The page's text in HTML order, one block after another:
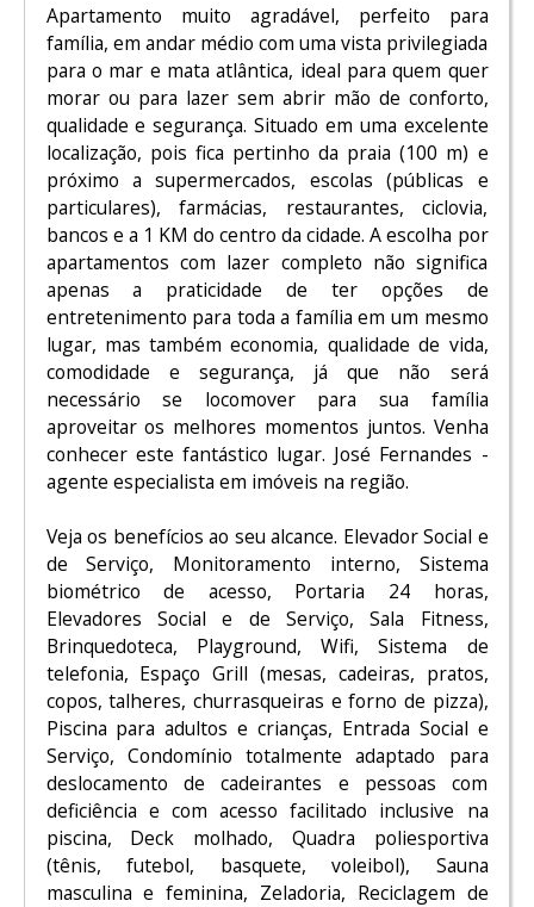
Apartamento muito agradável, perfeito para
família, em andar médio com uma vista privilegiada
para o mar e mata atlântica, ideal para quem quer
morar ou para lazer sem abrir mão de conforto,
qualidade e segurança. Situado em uma excelente
localização, pois fica pertinho da praia (100 m) e
próximo a supermercados, escolas (públicas e
particulares), farmácias, restaurantes, ciclovia,
bancos e a 1 KM do centro da cidade. A escolha por
apartamentos com lazer completo não significa
apenas a praticidade de ter opções de
entretenimento para toda a família em um mesmo
lugar, mas também economia, qualidade de vida,
comodidade e segurança, já que não será
necessário se locomover para sua família
aproveitar os melhores momentos juntos. Venha
conhecer este fantástico lugar. José Fernandes -
agente especialista em imóveis na região.
Veja os benefícios ao seu alcance. Elevador Social e
de Serviço, Monitoramento interno, Sistema
biométrico de acesso, Portaria 24 horas,
Elevadores Social e de Serviço, Sala Fitness,
Brinquedoteca, Playground, Wifi, Sistema de
telefonia, Espaço Grill (mesas, cadeiras, pratos,
copos, talheres, churrasqueiras e forno de pizza),
Piscina para adultos e crianças, Entrada Social e
Serviço, Condomínio totalmente adaptado para
deslocamento de cadeirantes e pessoas com
deficiência e com acesso facilitado inclusive na
piscina, Deck molhado, Quadra poliesportiva
(tênis, futebol, basquete, voleibol), Sauna
masculina e feminina, Zeladoria, Reciclagem de